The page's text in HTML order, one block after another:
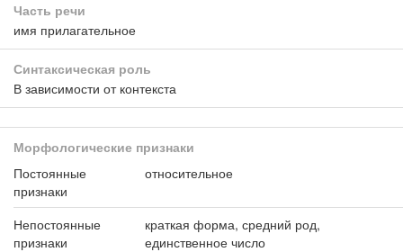
Часть речи
имя прилагательное
Синтаксическая роль
В зависимости от контекста
Морфологические признаки
Постоянные
признаки
относительное
Непостоянные
признаки
краткая форма, средний род,
единственное число